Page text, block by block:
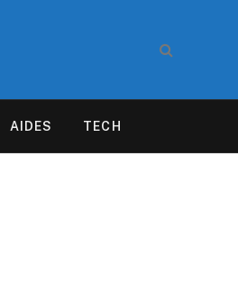
AIDES TECH